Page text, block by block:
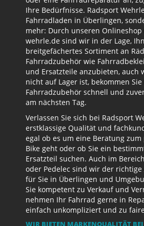
Ihre Bedürfnisse. Radsport
Fahrradladen in Überlingen,
mehr: Durch unseren
wehrle.de sind wir in der Lage,
breitgefächertes Sortiment an
Fahrradzubehör wie
und Ersatzteile anzubieten, auch
nicht auf Lager ist, bekommen
Fahrradzubehör schnell und
am nächsten Tag.
Verlassen Sie sich bei Radsport
erstklassige Qualität und
egal ob es um eine Beratung zum
Bike geht oder ob Sie ein
Ersatzteil suchen. Auch im
oder Pedelec sind wir der
für Sie in Überlingen und
Sie kompetent zu Verkauf und
nehmen Ihr Fahrrad gerne in
einfach unkompliziert und zu
WIR BIETEN MARKENQUALITÄT BEI